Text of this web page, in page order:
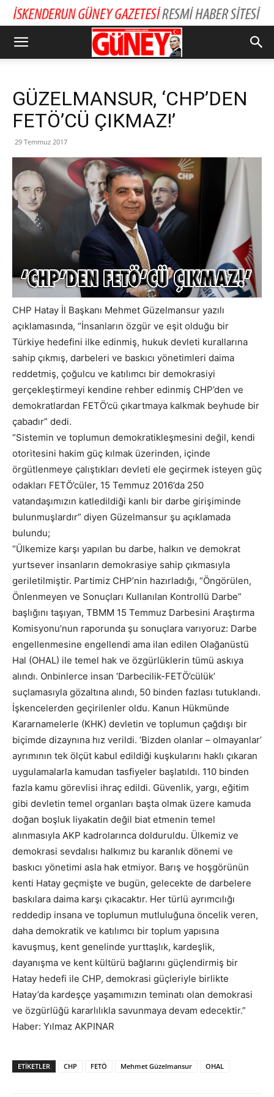
GÜZELMANSUR, ‘CHP’DEN
FETÖ’CÜ ÇIKMAZ!’
29 Temmuz 2017
CHP Hatay İl Başkanı Mehmet Güzelmansur yazılı
açıklamasında, “İnsanların özgür ve eşit olduğu bir
Türkiye hedefini ilke edinmiş, hukuk devleti kurallarına
sahip çıkmış, darbeleri ve baskıcı yönetimleri daima
reddetmiş, çoğulcu ve katılımcı bir demokrasiyi
gerçekleştirmeyi kendine rehber edinmiş CHP’den ve
demokratlardan FETÖ’cü çıkartmaya kalkmak beyhude bir
çabadır” dedi.
“Sistemin ve toplumun demokratikleşmesini değil, kendi
otoritesini hakim güç kılmak üzerinden, içinde
örgütlenmeye çalıştıkları devleti ele geçirmek isteyen güç
odakları FETÖ’cüler, 15 Temmuz 2016’da 250
vatandaşımızın katledildiği kanlı bir darbe girişiminde
bulunmuşlardır” diyen Güzelmansur şu açıklamada
bulundu;
“Ülkemize karşı yapılan bu darbe, halkın ve demokrat
yurtsever insanların demokrasiye sahip çıkmasıyla
geriletilmiştir. Partimiz CHP’nin hazırladığı, “Öngörülen,
Önlenmeyen ve Sonuçları Kullanılan Kontrollü Darbe”
başlığını taşıyan, TBMM 15 Temmuz Darbesini Araştırma
Komisyonu’nun raporunda şu sonuçlara varıyoruz: Darbe
engellenmesine engellendi ama ilan edilen Olağanüstü
Hal (OHAL) ile temel hak ve özgürlüklerin tümü askıya
alındı. Onbinlerce insan ‘Darbecilik-FETÖ’cülük’
suçlamasıyla gözaltına alındı, 50 binden fazlası tutuklandı.
İşkencelerden geçirilenler oldu. Kanun Hükmünde
Kararnamelerle (KHK) devletin ve toplumun çağdışı bir
biçimde dizaynına hız verildi. ‘Bizden olanlar – olmayanlar’
ayrımının tek ölçüt kabul edildiği kuşkularını haklı çıkaran
uygulamalarla kamudan tasfiyeler başlatıldı. 110 binden
fazla kamu görevlisi ihraç edildi. Güvenlik, yargı, eğitim
gibi devletin temel organları başta olmak üzere kamuda
doğan boşluk liyakatin değil biat etmenin temel
alınmasıyla AKP kadrolarınca dolduruldu. Ülkemiz ve
demokrasi sevdalısı halkımız bu karanlık dönemi ve
baskıcı yönetimi asla hak etmiyor. Barış ve hoşgörünün
kenti Hatay geçmişte ve bugün, gelecekte de darbelere
baskılara daima karşı çıkacaktır. Her türlü ayrımcılığı
reddedip insana ve toplumun mutluluğuna öncelik veren,
daha demokratik ve katılımcı bir toplum yapısına
kavuşmuş, kent genelinde yurttaşlık, kardeşlik,
dayanışma ve kent kültürü bağlarını güçlendirmiş bir
Hatay hedefi ile CHP, demokrasi güçleriyle birlikte
Hatay’da kardeşçe yaşamımızın teminatı olan demokrasi
ve özgürlüğü kararlılıkla savunmaya devam edecektir.”
Haber: Yılmaz AKPINAR
ETIKETLER CHP FETÖ Mehmet Güzelmansur OHAL